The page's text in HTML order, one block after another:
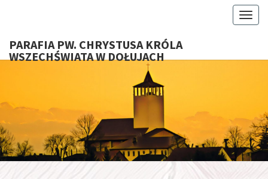
PARAFIA PW. CHRYSTUSA KRÓLA
WSZECHŚWIATA W DOŁUJACH